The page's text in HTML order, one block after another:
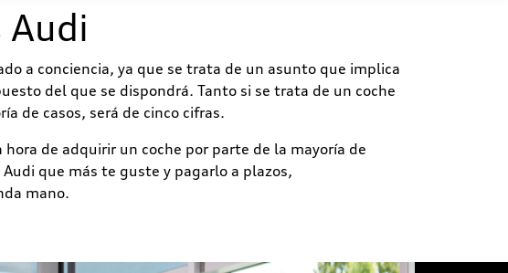
Audi
a conciencia, ya que se trata de un asunto que implica
del que se dispondrá. Tanto si se trata de un coche
de casos, será de cinco cifras.
de adquirir un coche por parte de la mayoría de
que más te guste y pagarlo a plazos,
mano.